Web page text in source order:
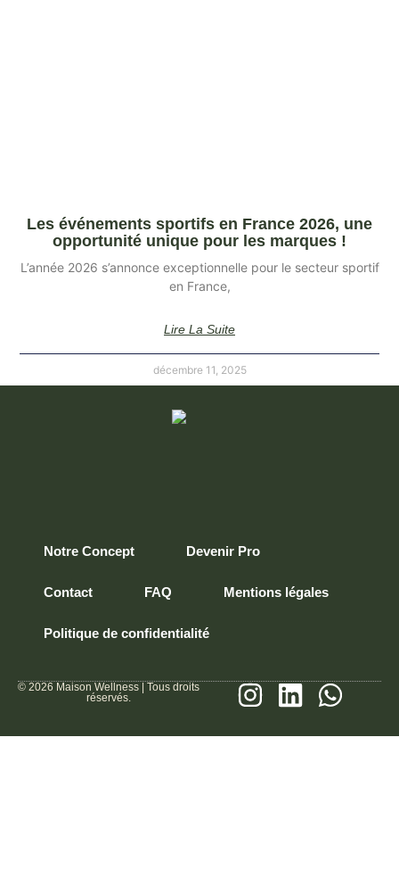
Les événements sportifs en France 2026, une
opportunité unique pour les marques !
L’année 2026 s’annonce exceptionnelle pour le secteur sportif
en France,
Lire La Suite
décembre 11, 2025
Notre Concept Devenir Pro
Contact FAQ Mentions légales
Politique de confidentialité
© 2026 Maison Wellness | Tous droits
réservés.